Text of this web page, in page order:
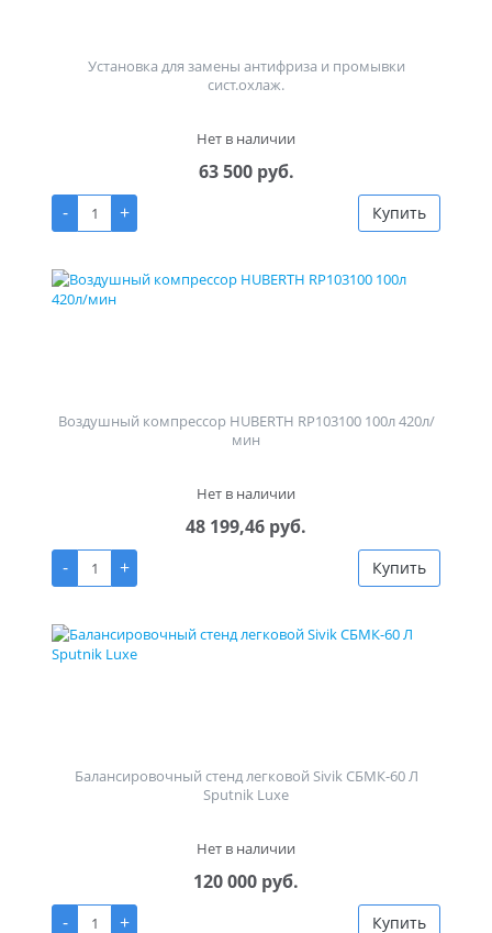
Установка для замены антифриза и промывки
сист.охлаж.
Нет в наличии
63 500 руб.
-
+ Купить
Воздушный компрессор HUBERTH RP103100 100л 420л/
мин
Нет в наличии
48 199,46 руб.
-
+ Купить
Балансировочный стенд легковой Sivik СБМК-60 Л
Sputnik Luxe
Нет в наличии
120 000 руб.
-
+ Купить